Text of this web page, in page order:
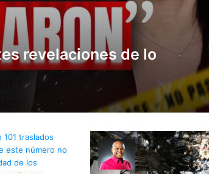
revelaciones de lo